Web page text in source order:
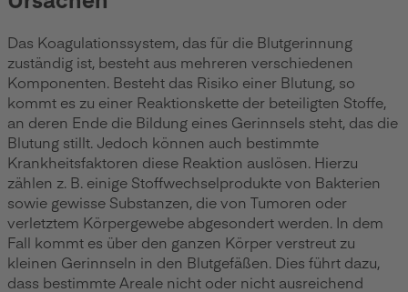
Das Koagulationssystem, das für die Blutgerinnung
zuständig ist, besteht aus mehreren verschiedenen
Komponenten. Besteht das Risiko einer Blutung, so
kommt es zu einer Reaktionskette der beteiligten Stoffe,
an deren Ende die Bildung eines Gerinnsels steht, das die
Blutung stillt. Jedoch können auch bestimmte
Krankheitsfaktoren diese Reaktion auslösen. Hierzu
zählen z. B. einige Stoffwechselprodukte von Bakterien
sowie gewisse Substanzen, die von Tumoren oder
verletztem Körpergewebe abgesondert werden. In dem
Fall kommt es über den ganzen Körper verstreut zu
kleinen Gerinnseln in den Blutgefäßen. Dies führt dazu,
dass bestimmte Areale nicht oder nicht ausreichend